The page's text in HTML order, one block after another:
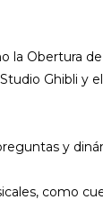
Obertura
Ghibli
y
como